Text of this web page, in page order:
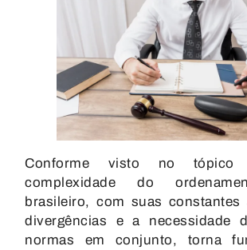
Conforme visto no tópico
complexidade do
brasileiro, com suas constantes
divergências e a necessidade
normas em conjunto, torna